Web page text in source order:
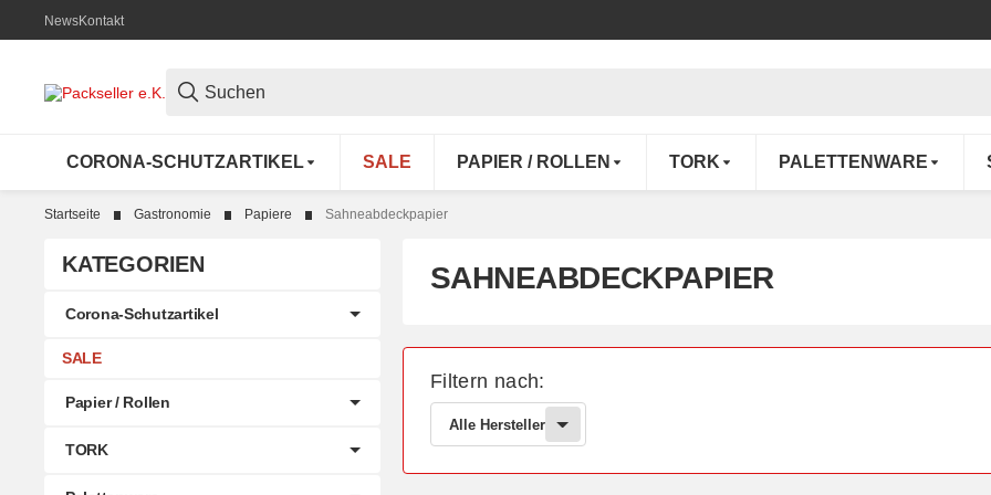
NewsKontakt
CORONA-SCHUTZARTIKEL SALE PAPIER / ROLLEN TORK PALETTENWARE
Startseite Gastronomie Papiere Sahneabdeckpapier
SAHNEABDECKPAPIER
Filtern nach:
Alle Hersteller
KATEGORIEN
Corona-Schutzartikel
SALE
Papier / Rollen
TORK